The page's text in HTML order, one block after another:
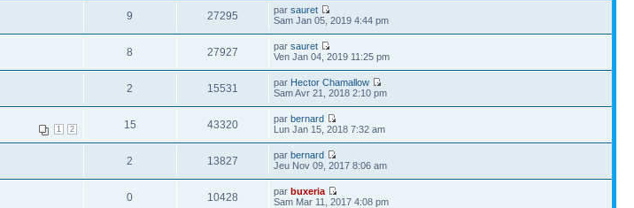
9 27295 parsauret
Sam Jan 05, 2019 4:44 pm
8 27927 parsauret
Ven Jan 04, 2019 11:25 pm
2 15531 par Hector Chamallow
Sam Avr 21, 2018 2:10 pm
1 2 15 43320 parbernard
Lun Jan 15, 2018 7:32 am
2 13827 parbernard
Jeu Nov 09, 2017 8:06 am
0 10428 parbuxeria
Sam Mar 11, 2017 4:08 pm